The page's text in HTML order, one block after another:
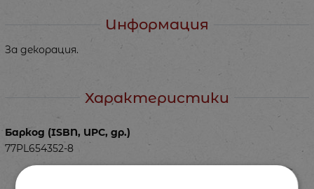
Информация
За декорация.
Характеристики
Баркод (ISBN, UPC, др.)
77PL654352-8